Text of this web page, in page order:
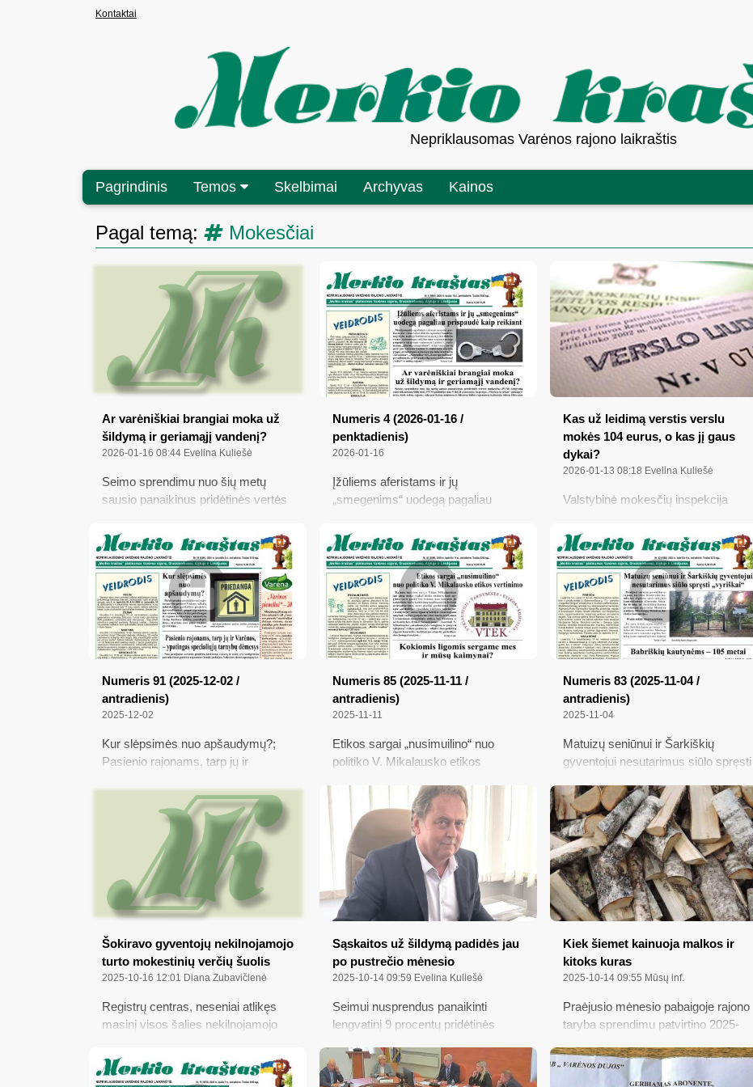
Kontaktai
Nepriklausomas Varėnos rajono laikraštis
Pagrindinis Temos Skelbimai Archyvas Kainos
Pagal temą: Mokesčiai
Ar varėniškiai brangiai moka už
šildymą ir geriamąjį vandenį?
2026-01-16 08:44 Evelina Kuliešė
Seimo sprendimu nuo šių metų
sausio panaikinus pridėtinės vertės
centralizuotam šildymui, PVM
padidėjo nuo 9 iki 21 procento; ta
proga „Merkio kraštas“ panagrinėjo,
kiek mūsų rajone, taip pat
kaimyniniuose ir kituose šalies
rajonuose kainuoja būstų šildymas ir
geriamasis vanduo...
Numeris 4 (2026-01-16 /
penktadienis)
2026-01-16
Įžūliems aferistams ir jų
„smegenims“ uodegą pagaliau
varėniškiai brangiai moka už
šildymą ir geriamąjį vandenį?;
Laisvės liepsna Valkininkų aikštėje;
Įsigaliojo naujos statinių mokestinės
vertės; Kada vaistus gerti prieš
valgį, o kada po jo?
Kas už leidimą verstis verslu
mokės 104 eurus, o kas jį gaus
dykai?
2026-01-13 08:18 Evelina Kuliešė
Valstybinė mokesčių inspekcija
individualia veikla jau gali
įsigyti verslo liudijimus 2026
metams, o rajono taryba jau
patvirtino ir šiųmečius įkainius, tad
apie tai, kokiais smulkiaisiais
verslais daugiausia užsiima mūsų
rajono gyventojai ir kiek mokesčių
jie sumoka į rajono biudžetą – šiame
„Merkio krašto“ straipsnyje...
Numeris 91 (2025-12-02 /
antradienis)
2025-12-02
Kur slėpsimės nuo apšaudymų?;
Pasienio rajonams, tarp jų ir
tarnybų dėmesys; Po mėnesio
vieniems elektra brangs, kitiems
pigs; Ką svarbu žinoti ūkininkams
dėl KPP projektų finansavimo;
Kviečia prisijungti prie tarptautinės
akcijos
Numeris 85 (2025-11-11 /
antradienis)
2025-11-11
Etikos sargai „nusimuilino“ nuo
politiko V. Mikalausko etikos
sergame mes ir mūsų kaimynai?;
Politinėms partijoms pusmečiui iš
valstybės biudžeto skirta beveik 3
mln. eurų; Ką svarbu žinoti apie
žemės mokestį 2025 metais?
Numeris 83 (2025-11-04 /
antradienis)
2025-11-04
Matuizų seniūnui ir Šarkiškių
gyventojui nesutarimus siūlo spręsti
105 metai; Įsivaizduoti save
partizanu; Sezoniniai KET
pasikeitimai keliuose – mažėja
greitis automagistralėse ir
greitkeliuose, prasideda žieminių
padangų sezonas; Žemės mokestį
reikia sumokėti iki lapkričio 17 d.;
Čia teatras išlieka gyvas
Šokiravo gyventojų nekilnojamojo
turto mokestinių verčių šuolis
2025-10-16 12:01 Diana Zubavičienė
Registrų centras, neseniai atlikęs
masinį visos šalies nekilnojamojo
NT mokestines vertes, kurios nuo
kitų metų sausio 1-osios bus
Sąskaitos už šildymą padidės jau
po pustrečio mėnesio
2025-10-14 09:59 Evelina Kuliešė
Seimui nusprendus panaikinti
lengvatinį 9 procentų pridėtinės
centralizuotam šildymui ir karštam
vandeniui, didinant jį iki 21 procento,
Kiek šiemet kainuoja malkos ir
kitoks kuras
2025-10-14 09:55 Mūsų inf.
Praėjusio mėnesio pabaigoje rajono
taryba sprendimu patvirtino 2025-
būstų šildymo ir karšto vandens
paruošimo išlaidų kompensacijoms,